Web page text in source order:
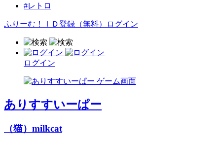
#レトロ
ふりーむ！ＩＤ登録（無料） ログイン
ログイン
ありすすいーぱー
（猫）milkcat